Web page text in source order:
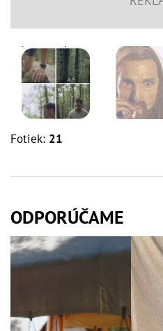
Fotiek: 21
ODPORÚČAME